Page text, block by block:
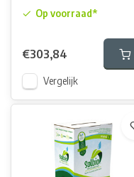
Op voorraad*
€303,84
Vergelijk